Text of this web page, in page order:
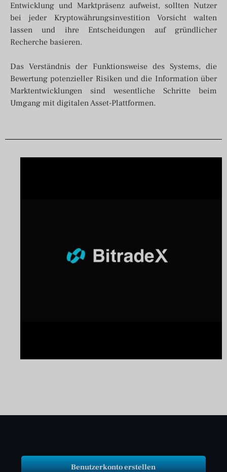
Entwicklung und Marktpräsenz aufweist, sollten Nutzer
bei jeder Kryptowährungsinvestition Vorsicht walten
lassen und ihre Entscheidungen auf gründlicher
Recherche basieren.
Das Verständnis der Funktionsweise des Systems, die
Bewertung potenzieller Risiken und die Information über
Marktentwicklungen sind wesentliche Schritte beim
Umgang mit digitalen Asset-Plattformen.
Benutzerkonto erstellen